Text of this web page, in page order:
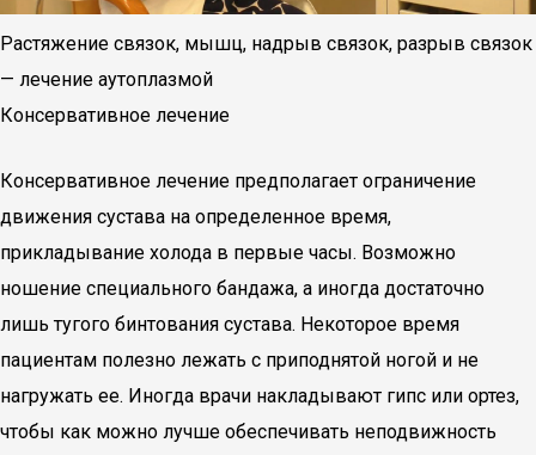
Растяжение связок, мышц, надрыв связок, разрыв связок
— лечение аутоплазмой
Консервативное лечение
Консервативное лечение предполагает ограничение
движения сустава на определенное время,
прикладывание холода в первые часы. Возможно
ношение специального бандажа, а иногда достаточно
лишь тугого бинтования сустава. Некоторое время
пациентам полезно лежать с приподнятой ногой и не
нагружать ее. Иногда врачи накладывают гипс или ортез,
чтобы как можно лучше обеспечивать неподвижность